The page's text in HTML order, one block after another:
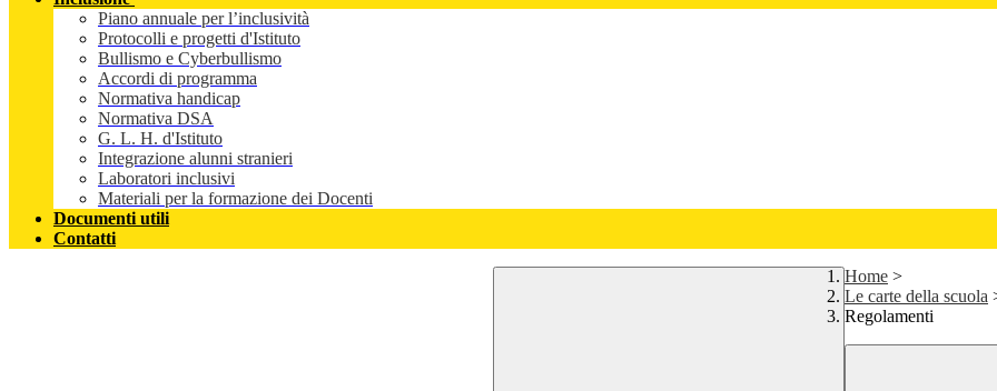
Piano annuale per l’inclusività
Protocolli e progetti d'Istituto
Bullismo e Cyberbullismo
Accordi di programma
Normativa handicap
Normativa DSA
G. L. H. d'Istituto
Integrazione alunni stranieri
Laboratori inclusivi
Materiali per la formazione dei Docenti
Documenti utili
Contatti
Home >
Le carte della scuola
Regolamenti